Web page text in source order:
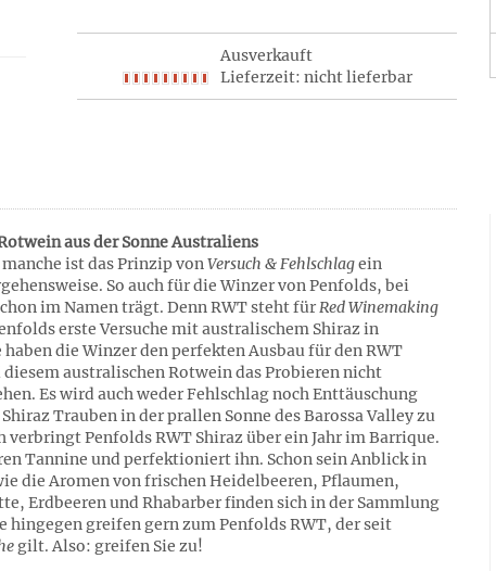
Ausverkauft
Lieferzeit: nicht lieferbar
aus der Sonne Australiens
manche ist das Prinzip vonVersuch & Fehlschlagein
So auch für die Winzer von Penfolds, bei
im Namen trägt. Denn RWT steht fürRed Winemaking
erste Versuche mit australischem Shiraz in
die Winzer den perfekten Ausbau für den RWT
australischen Rotwein das Probieren nicht
Es wird auch weder Fehlschlag noch Enttäuschung
Trauben in der prallen Sonne des Barossa Valley zu
Penfolds RWT Shiraz über ein Jahr im Barrique.
Tannine und perfektioniert ihn. Schon sein Anblick in
die Aromen von frischen Heidelbeeren, Pflaumen,
Erdbeeren und Rhabarber finden sich in der Sammlung
greifen gern zum Penfolds RWT, der seit
gilt. Also: greifen Sie zu!